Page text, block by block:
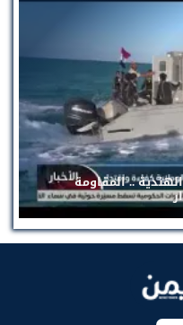
.. المقاومة